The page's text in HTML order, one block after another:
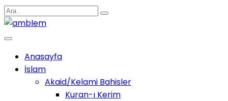
Anasayfa
İslam
Akaid/Kelami Bahisler
Kuran-ı Kerim